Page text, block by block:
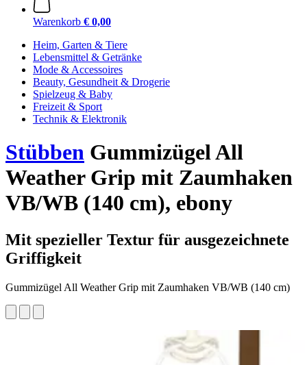
Warenkorb € 0,00
Heim, Garten & Tiere
Lebensmittel & Getränke
Mode & Accessoires
Beauty, Gesundheit & Drogerie
Spielzeug & Baby
Freizeit & Sport
Technik & Elektronik
Stübben Gummizügel All
Weather Grip mit Zaumhaken
VB/WB (140 cm), ebony
Mit spezieller Textur für ausgezeichnete
Griffigkeit
Gummizügel All Weather Grip mit Zaumhaken VB/WB (140 cm)